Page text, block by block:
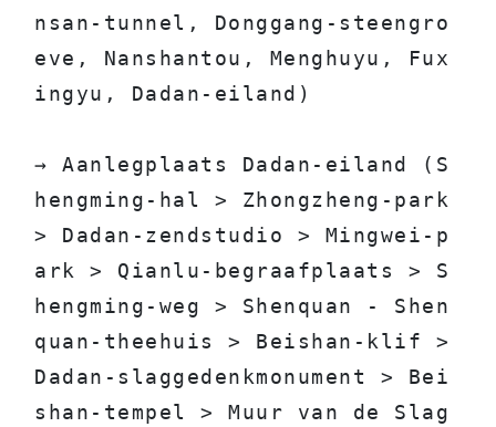
nsan-tunnel, Donggang-steengro
eve, Nanshantou, Menghuyu, Fux
ingyu, Dadan-eiland)
→ Aanlegplaats Dadan-eiland (S
hengming-hal > Zhongzheng-park
> Dadan-zendstudio > Mingwei-p
ark > Qianlu-begraafplaats > S
hengming-weg > Shenquan - Shen
quan-theehuis > Beishan-klif >
Dadan-slaggedenkmonument > Bei
shan-tempel > Muur van de Slag